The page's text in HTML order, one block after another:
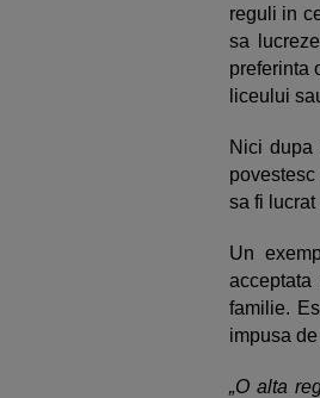
reguli in
sa
preferinta
liceului
Nici
sa fi
Un
familie.
impusa
„O alta